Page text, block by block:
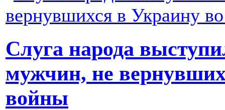
Слуга народа
мужчин, не
войны